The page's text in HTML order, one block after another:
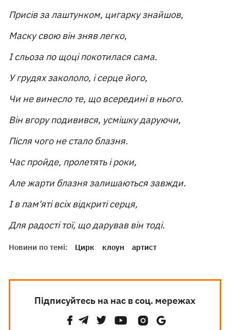
Присів за лаштунком, цигарку знайшов,
Маску свою він зняв легко,
І сльоза по щоці покотилася сама.
У грудях закололо, і серце його,
Чи не винесло те, що всередині в нього.
Він вгору подивився, усмішку даруючи,
Після чого не стало блазня.
Час пройде, пролетять і роки,
Але жарти блазня залишаються завжди.
І в пам'яті всіх відкриті серця,
Для радості тої, що дарував він тоді.
Новини по темі: Цирк клоун артист
Підписуйтесь на нас в соц. мережах